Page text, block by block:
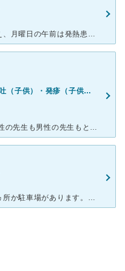
コロナも終息に向かっているとはいえ、月曜日の午前は発熱患者でごった返していました。にも関わらず手際良く、しかも丁寧に優しく診ていただき救われました。ありがとうございました。先生をはじめ、看護師さん、受
発熱（子供）・腹痛・吐き気・嘔吐（子供）・発疹（子供）・咳・呼吸困難（子供）
夫婦でされておられるのですが、 女性の先生も男性の先生もとても丁寧に診察してくださります。 話し方も柔らかいのでお医者さん特有の威圧感がなく小さなことまで相談しやすいです。 また、お薬を入れてく
病院の前に数台、離れたところに何ヵ所か駐車場があります。子供を連れて離れてる所の駐車場は、少し大変かもしれません。古くからある病院です。建物は昔のものではなくてきれいにされてます。待合室には小さな遊ぶ